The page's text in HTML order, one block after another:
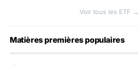
Voir tous les ETF →
Matières premières populaires